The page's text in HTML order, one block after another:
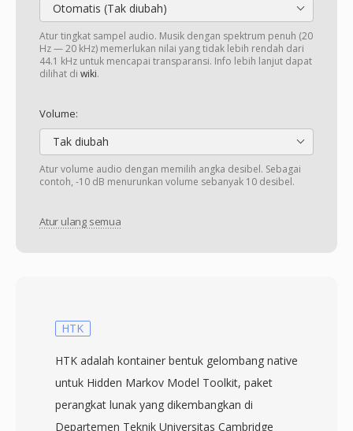
Otomatis (Tak diubah)
Atur tingkat sampel audio. Musik dengan spektrum penuh (20
Hz — 20 kHz) memerlukan nilai yang tidak lebih rendah dari
44.1 kHz untuk mencapai transparansi. Info lebih lanjut dapat
dilihat di wiki.
Volume:
Tak diubah
Atur volume audio dengan memilih angka desibel. Sebagai
contoh, -10 dB menurunkan volume sebanyak 10 desibel.
Atur ulang semua
HTK
HTK adalah kontainer bentuk gelombang native
untuk Hidden Markov Model Toolkit, paket
perangkat lunak yang dikembangkan di
Departemen Teknik Universitas Cambridge